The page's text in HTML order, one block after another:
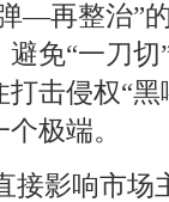
—再整治”
免“一刀
击侵权“
极端。
接影响市场